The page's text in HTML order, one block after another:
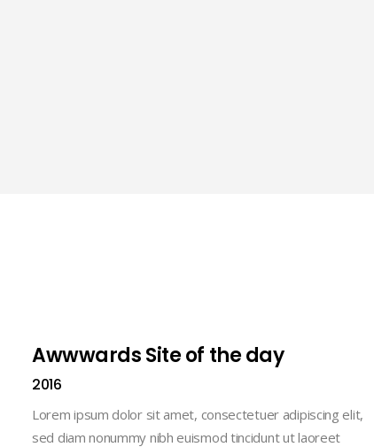
Awwwards Site of the day
2016
Lorem ipsum dolor sit amet, consectetuer adipiscing elit,
sed diam nonummy nibh euismod tincidunt ut laoreet